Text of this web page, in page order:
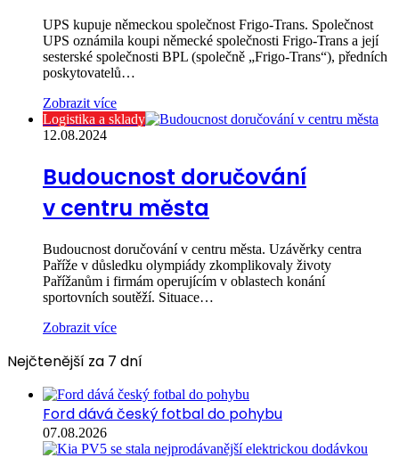
UPS kupuje německou společnost Frigo-Trans. Společnost
UPS oznámila koupi německé společnosti Frigo-Trans a její
sesterské společnosti BPL (společně „Frigo-Trans“), předních
poskytovatelů…
Zobrazit více
Logistika a sklady
12.08.2024
Budoucnost doručování
v centru města
Budoucnost doručování v centru města. Uzávěrky centra
Paříže v důsledku olympiády zkomplikovaly životy
Pařížanům i firmám operujícím v oblastech konání
sportovních soutěží. Situace…
Zobrazit více
Nejčtenější za 7 dní
Ford dává český fotbal do pohybu
07.08.2026